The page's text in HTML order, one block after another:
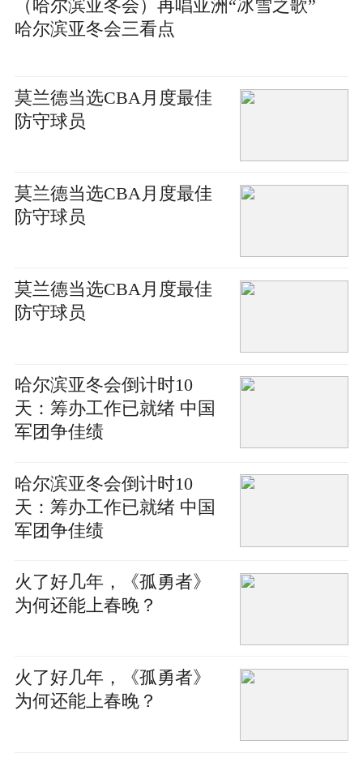
（哈尔滨亚冬会）再唱亚洲“冰雪之歌”
哈尔滨亚冬会三看点
莫兰德当选CBA月度最佳
防守球员
莫兰德当选CBA月度最佳
防守球员
莫兰德当选CBA月度最佳
防守球员
哈尔滨亚冬会倒计时10
天：筹办工作已就绪 中国
军团争佳绩
哈尔滨亚冬会倒计时10
天：筹办工作已就绪 中国
军团争佳绩
火了好几年，《孤勇者》
为何还能上春晚？
火了好几年，《孤勇者》
为何还能上春晚？